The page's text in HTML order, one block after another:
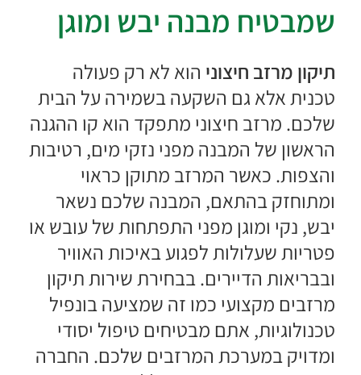
שמבטיח מבנה יבש ומוגן
תיקון מרזב חיצוני הוא לא רק פעולה
טכנית אלא גם השקעה בשמירה על הבית
שלכם. מרזב חיצוני מתפקד הוא קו ההגנה
הראשון של המבנה מפני נזקי מים, רטיבות
והצפות. כאשר המרזב מתוקן כראוי
ומתוחזק בהתאם, המבנה שלכם נשאר
יבש, נקי ומוגן מפני התפתחות של עובש או
פטריות שעלולות לפגוע באיכות האוויר
ובבריאות הדיירים. בבחירת שירות תיקון
מרזבים מקצועי כמו זה שמציעה בונפיל
טכנולוגיות, אתם מבטיחים טיפול יסודי
ומדויק במערכת המרזבים שלכם. החברה